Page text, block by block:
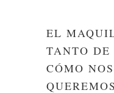
EL
TANTO DE
CÓMO